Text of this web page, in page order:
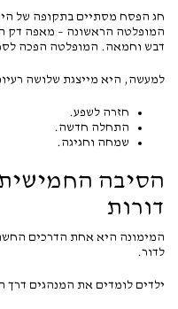
חג הפסח מסתיים בתקופה של
המופלטה הראשונה – מאפה דק
דבש וחמאה. המופלטה הפכה
למעשה, היא מייצגת שלושה
חזרה לשפע.
התחלה חדשה.
שמחה וחגיגה.
הסיבה
דורות
המימונה היא אחת הדרכים
לדור.
ילדים לומדים את המנהגים